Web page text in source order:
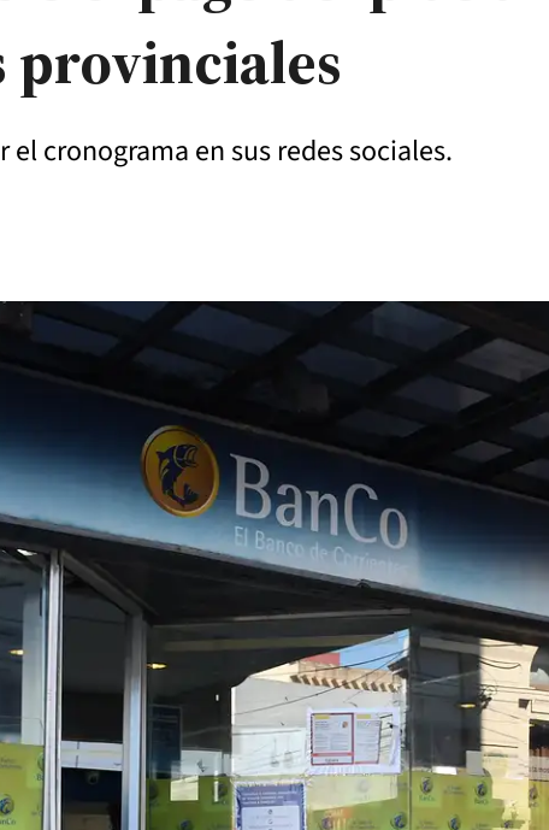
provinciales
cronograma en sus redes sociales.